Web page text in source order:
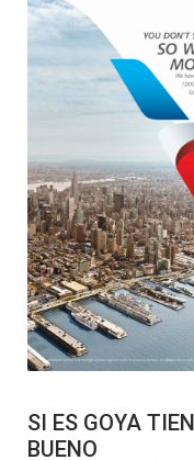
SI ES GOYA
BUENO